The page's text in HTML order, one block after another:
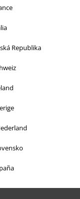
Republika
A Cat".